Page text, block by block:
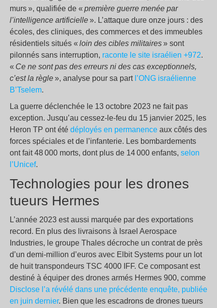
murs », qualifiée de « première guerre menée par
l’intelligence artificielle». L’attaque dure onze jours : des
écoles, des cliniques, des commerces et des immeubles
résidentiels situés « loin des cibles militaires» sont
pilonnés sans interruption, raconte le site israélien +972.
« Ce ne sont pas des erreurs ni des cas exceptionnels,
c’est la règle», analyse pour sa part l’ONG israélienne
B’Tselem.
La guerre déclenchée le 13 octobre 2023 ne fait pas
exception. Jusqu’au cessez-le-feu du 15 janvier 2025, les
Heron TP ont été déployés en permanence aux côtés des
forces spéciales et de l’infanterie. Les bombardements
ont fait 48 000 morts, dont plus de 14 000 enfants, selon
l’Unicef.
Technologies pour les drones
tueurs Hermes
L’année 2023 est aussi marquée par des exportations
record. En plus des livraisons à Israel Aerospace
Industries, le groupe Thales décroche un contrat de près
d’un demi-million d’euros avec Elbit Systems pour un lot
de huit transpondeurs TSC 4000 IFF. Ce composant est
destiné à équiper des drones armés Hermes 900, comme
Disclose l’a révélé dans une précédente enquête, publiée
en juin dernier. Bien que les escadrons de drones tueurs